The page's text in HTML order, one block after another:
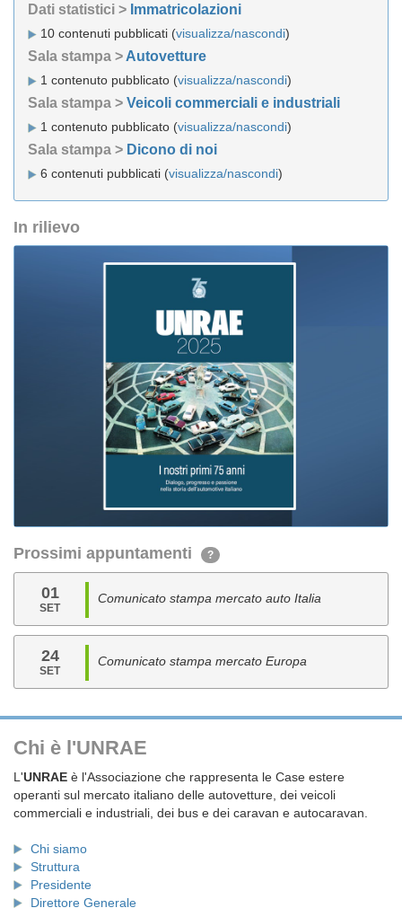
Dati statistici > Immatricolazioni
10 contenuti pubblicati (visualizza/nascondi)
Sala stampa > Autovetture
1 contenuto pubblicato (visualizza/nascondi)
Sala stampa > Veicoli commerciali e industriali
1 contenuto pubblicato (visualizza/nascondi)
Sala stampa > Dicono di noi
6 contenuti pubblicati (visualizza/nascondi)
In rilievo
Prossimi appuntamenti ?
01
SET
Comunicato stampa mercato auto Italia
24
SET
Comunicato stampa mercato Europa
Chi è l'UNRAE
L'UNRAE è l'Associazione che rappresenta le Case estere
operanti sul mercato italiano delle autovetture, dei veicoli
commerciali e industriali, dei bus e dei caravan e autocaravan.
Chi siamo
Struttura
Presidente
Direttore Generale